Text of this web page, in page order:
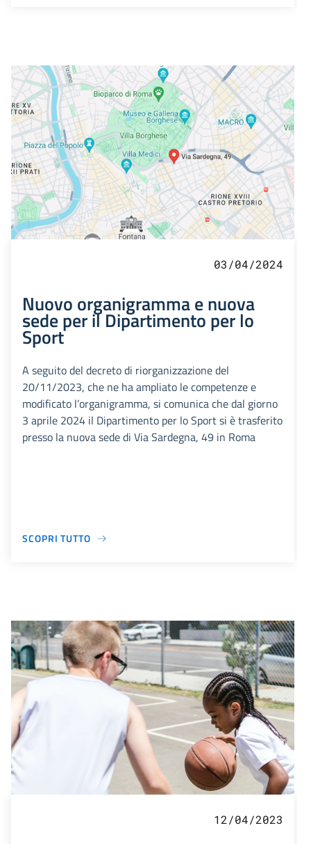
03/04/2024
Nuovo organigramma e nuova
sede per il Dipartimento per lo
Sport
A seguito del decreto di riorganizzazione del
20/11/2023, che ne ha ampliato le competenze e
modificato l’organigramma, si comunica che dal giorno
3 aprile 2024 il Dipartimento per lo Sport si è trasferito
presso la nuova sede di Via Sardegna, 49 in Roma
SCOPRI TUTTO
12/04/2023